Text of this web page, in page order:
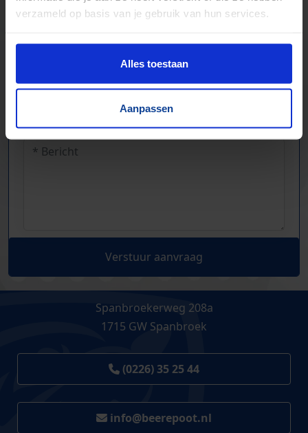
verzameld op basis van je gebruik van hun services.
Alles toestaan
Aanpassen
Verstuur aanvraag
Spanbroekerweg 208a
1715 GW Spanbroek
(0226) 35 25 44
info@beerepoot.nl